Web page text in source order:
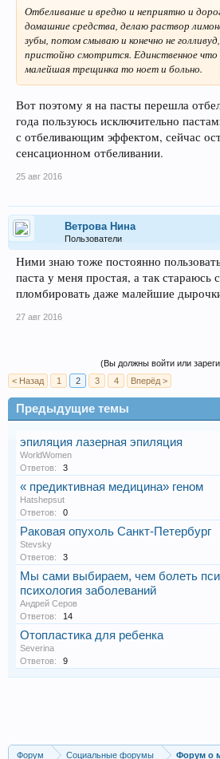
Отбеливание и вредно и неприятно и
домашние средства, делаю раствор
зубы, потом смываю и конечно не
пристойно смотрится. Единственное что
малейшая трещинка то ноет и больно.
Вот поэтому я на пасты перешла
года пользуюсь исключительно
с отбеливающим эффектом, сейчас
сенсационном отбеливании.
25 авг 2016
Ветрова Нина
Пользователи
Ними знаю тоже постоянно
паста у меня простая, а так стараюсь
пломбировать даже малейшие
27 авг 2016
(Вы должны войти или
< Назад
1 2 3 4 Вперёд >
Предыдущие темы
эпиляция лазерная эпиляция
WorldWomen
Ответов:
3
« предиктивная медицина» геном
Hatshepsut
Ответов:
0
Раковая опухоль Санкт-Петербург
Stevsky
Ответов:
3
Мы сами выбираем, чем болеть
психология заболеваний
Андрей Серов
Ответов:
14
Отопластика для ребенка
Severina
Ответов:
9
Форум Социальные форумы Форум о